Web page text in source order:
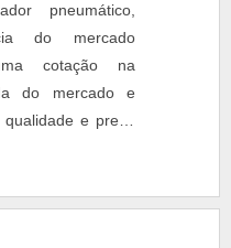
pneumático,
do mercado
cotação na
do mercado e
e preço
SOBRE
está à procura